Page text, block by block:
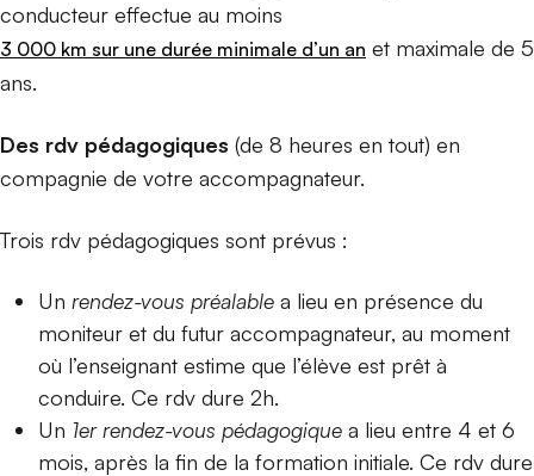
conducteur effectue au moins
3 000 km sur une durée minimale d’un an et maximale de 5
ans.
Des rdv pédagogiques (de 8 heures en tout) en
compagnie de votre accompagnateur.
Trois rdv pédagogiques sont prévus :
Un rendez-vous préalable a lieu en présence du
moniteur et du futur accompagnateur, au moment
où l’enseignant estime que l’élève est prêt à
conduire. Ce rdv dure 2h.
Un 1er rendez-vous pédagogique a lieu entre 4 et 6
mois, après la fin de la formation initiale. Ce rdv dure